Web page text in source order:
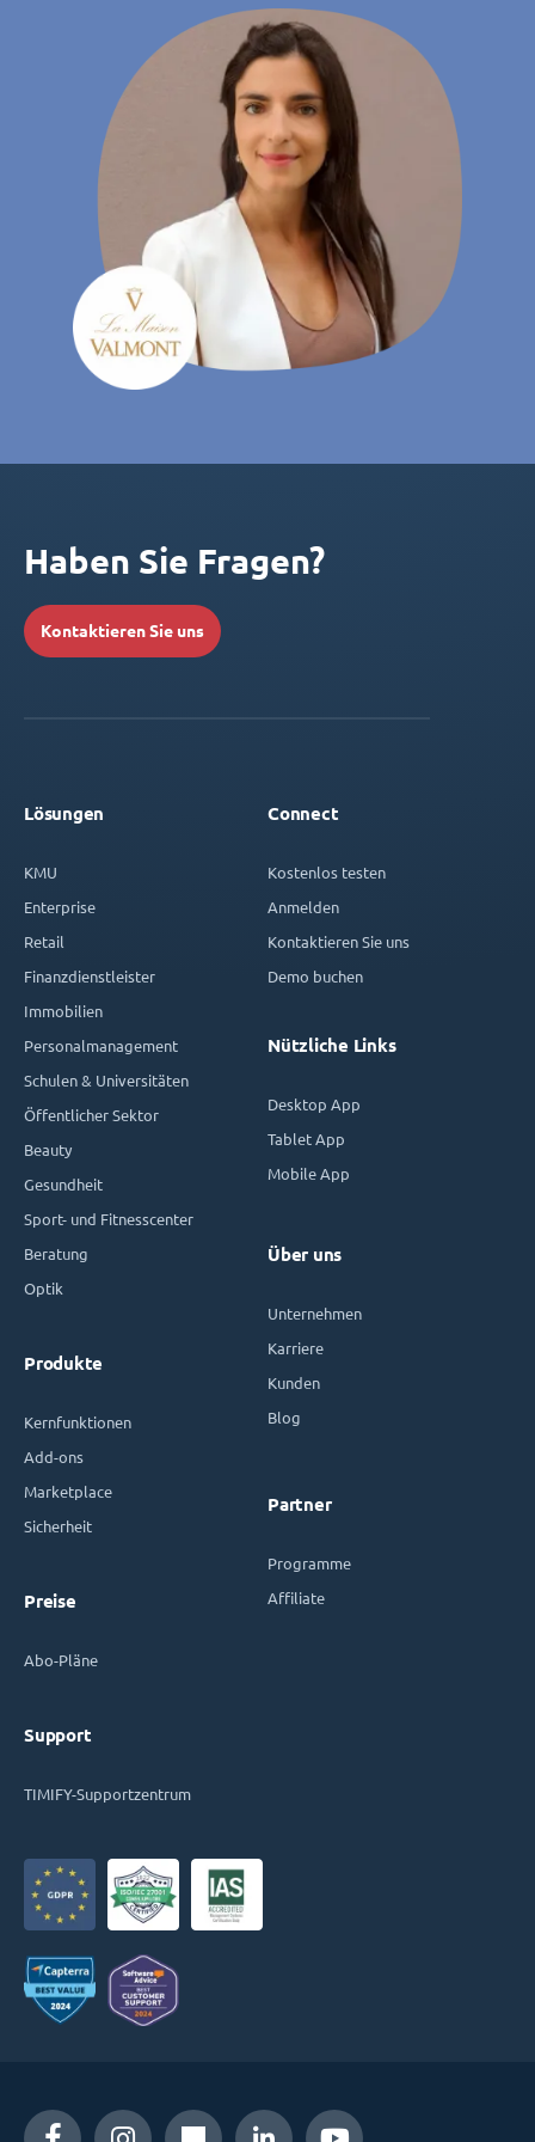
Haben Sie Fragen?
Kontaktieren Sie uns
Lösungen
KMU
Enterprise
Retail
Finanzdienstleister
Immobilien
Personalmanagement
Schulen & Universitäten
Öffentlicher Sektor
Beauty
Gesundheit
Sport- und Fitnesscenter
Beratung
Optik
Produkte
Kernfunktionen
Add-ons
Marketplace
Sicherheit
Preise
Abo-Pläne
Support
TIMIFY-Supportzentrum
Connect
Kostenlos testen
Anmelden
Kontaktieren Sie uns
Demo buchen
Nützliche Links
Desktop App
Tablet App
Mobile App
Über uns
Unternehmen
Karriere
Kunden
Blog
Partner
Programme
Affiliate